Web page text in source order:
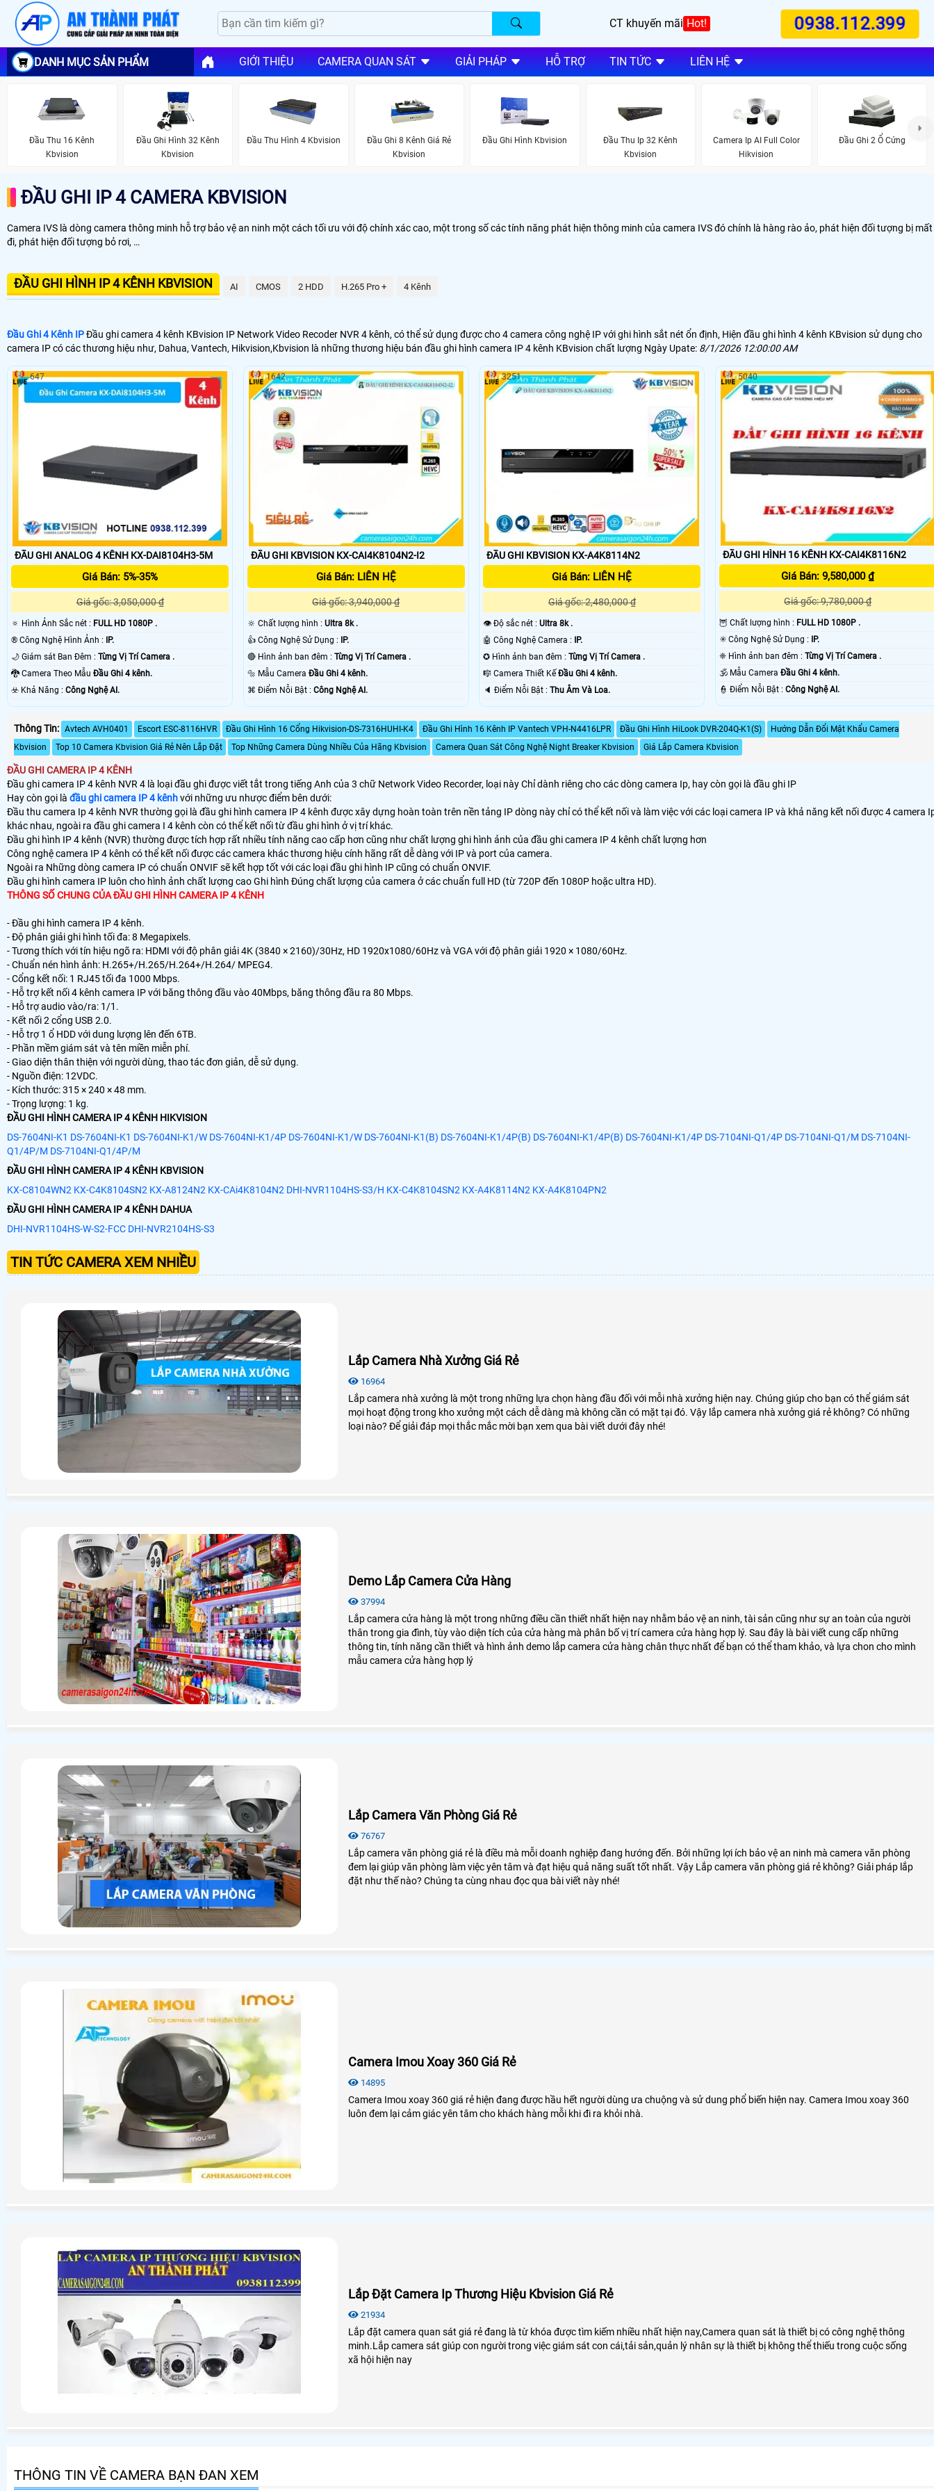
CT khuyến mãi Hot! 0938.112.399
DANH MỤC SẢN PHẨM GIỚI THIỆU CAMERA QUAN SÁT GIẢI PHÁP HỖ TRỢ TIN TỨC LIÊN HỆ
Đầu Thu 16 Kênh
Kbvision
Đầu Ghi Hình 32 Kênh
Kbvision
Đầu Thu Hình 4 Kbvision
Đầu Ghi 8 Kênh Giá Rẻ
Kbvision
Đầu Ghi Hình Kbvision
Đầu Thu Ip 32 Kênh
Kbvision
Camera Ip AI Full Color
Hikvision
Đầu Ghi 2 Ổ Cứng
ĐẦU GHI IP 4 CAMERA KBVISION
Camera IVS là dòng camera thông minh hỗ trợ bảo vệ an ninh một cách tối ưu với độ chính xác cao, một trong số các tính năng phát hiện thông minh của camera IVS đó chính là hàng rào ảo, phát hiện đối tượng bị mất
đi, phát hiện đối tượng bỏ rơi, …
ĐẦU GHI HÌNH IP 4 KÊNH KBVISION AI CMOS 2 HDD H.265 Pro + 4 Kênh
Đầu Ghi 4 Kênh IPĐầu ghi camera 4 kênh KBvision IP Network Video Recoder NVR 4 kênh, có thể sử dụng được cho 4 camera công nghệ IP với ghi hình sắt nét ổn định, Hiện đầu ghi hình 4 kênh KBvision sử dụng cho
camera IP có các thương hiệu như, Dahua, Vantech, Hikvision,Kbvision là những thương hiệu bán đầu ghi hình camera IP 4 kênh KBvision chất lượng Ngày Upate: 8/1/2026 12:00:00 AM
ĐẦU GHI ANALOG 4 KÊNH KX-DAI8104H3-5M
Giá Bán: 5%-35%
Giá gốc: 3,050,000 ₫
🔅 Hình Ảnh Sắc nét : FULL HD 1080P .
®️ Công Nghệ Hình Ảnh :
IP.
🌙 Giám sát Ban Đêm : Từng Vị Trí Camera .
🐉️ Camera Theo Mẫu Đầu Ghi 4 kênh.
️☣️ Khả Năng : Công Nghệ AI.
647
ĐẦU GHI KBVISION KX-CAI4K8104N2-I2
Giá Bán: LIÊN HỆ
Giá gốc: 3,940,000 ₫
🔆 Chất lượng hình : Ultra 8k .
👍 Công Nghệ Sử Dụng :
IP.
🔴 Hình ảnh ban đêm : Từng Vị Trí Camera .
🔩 Mẫu Camera Đầu Ghi 4 kênh.
️⌘ Điểm Nỗi Bật : Công Nghệ AI.
1642
ĐẦU GHI KBVISION KX-A4K8114N2
Giá Bán: LIÊN HỆ
Giá gốc: 2,480,000 ₫
👁 Độ sắc nét :Ultra 8k .
🤖️ Công Nghệ Camera :
IP.
✪ Hình ảnh ban đêm :Từng Vị Trí Camera .
🎼️ Camera Thiết KếĐầu Ghi 4 kênh.
️🔈 Điểm Nỗi Bật :Thu Âm Và Loa.
3251
ĐẦU GHI HÌNH 16 KÊNH KX-CAI4K8116N2
Giá Bán: 9,580,000 ₫
Giá gốc: 9,780,000 ₫
🦉 Chất lượng hình : FULL HD 1080P .
✳️ Công Nghệ Sử Dụng : IP.
❈ Hình ảnh ban đêm : Từng Vị Trí Camera .
🕉️ Mẫu Camera Đầu Ghi 4 kênh.
️👮 Điểm Nỗi Bật : Công Nghệ AI.
5040
Thông Tin: Avtech AVH0401 Escort ESC-8116HVR Đầu Ghi Hình 16 Cổng Hikvision-DS-7316HUHI-K4 Đầu Ghi Hình 16 Kênh IP Vantech VPH-N4416LPR Đầu Ghi Hình HiLook DVR-204Q-K1(S)
Hướng Dẫn Đổi Mật Khẩu Camera
Kbvision
Top 10 Camera Kbvision Giá Rẻ Nên Lắp Đặt Top Những Camera Dùng Nhiều Của Hãng Kbvision Camera Quan Sát Công Nghệ Night Breaker Kbvision Giá Lắp Camera Kbvision
ĐẦU GHI CAMERA IP 4 KÊNH
Đầu ghi camera IP 4 kênh NVR 4 là loại đầu ghi được viết tắt trong tiếng Anh của 3 chữ Network Video Recorder, loại này Chỉ dành riêng cho các dòng camera Ip, hay còn gọi là đầu ghi IP
Hay còn gọi là đầu ghi camera IP 4 kênhvới những ưu nhược điểm bên dưới:
Đầu thu camera Ip 4 kênh NVR thường gọi là đầu ghi hình camera IP 4 kênh được xây dựng hoàn toàn trên nền tảng IP dòng này chỉ có thể kết nối và làm việc với các loại camera IP và khả năng kết nối được 4 camera
khác nhau, ngoài ra đầu ghi camera I 4 kênh còn có thể kết nối từ đầu ghi hình ở vị trí khác.
Đầu ghi hình IP 4 kênh (NVR) thường được tích hợp rất nhiều tính năng cao cấp hơn cũng như chất lượng ghi hình ảnh của đầu ghi camera IP 4 kênh chất lượng hơn
Công nghệ camera IP 4 kênh có thể kết nối được các camera khác thương hiệu cính hãng rất dễ dàng với IP và port của camera.
Ngoài ra Những dòng camera IP có chuẩn ONVIF sẽ kết hợp tốt với các loại đầu ghi hình IP cũng có chuẩn ONVIF.
Đầu ghi hình camera IP luôn cho hình ảnh chất lượng cao Ghi hình Đúng chất lượng của camera ở các chuẩn full HD (từ 720P đến 1080P hoặc ultra HD).
THÔNG SỐ CHUNG CỦA ĐẦU GHI HÌNH CAMERA IP 4 KÊNH
- Đầu ghi hình camera IP 4 kênh.
- Độ phân giải ghi hình tối đa: 8 Megapixels.
- Tương thích với tín hiệu ngõ ra: HDMI với độ phân giải 4K (3840 × 2160)/30Hz, HD 1920x1080/60Hz và VGA với độ phân giải 1920 × 1080/60Hz.
- Chuẩn nén hình ảnh: H.265+/H.265/H.264+/H.264/ MPEG4.
- Cổng kết nối: 1 RJ45 tối đa 1000 Mbps.
- Hỗ trợ kết nối 4 kênh camera IP với băng thông đầu vào 40Mbps, băng thông đầu ra 80 Mbps.
- Hỗ trợ audio vào/ra: 1/1.
- Kết nối 2 cổng USB 2.0.
- Hỗ trợ 1 ổ HDD với dung lượng lên đến 6TB.
- Phần mềm giám sát và tên miền miễn phí.
- Giao diện thân thiện với người dùng, thao tác đơn giản, dễ sử dụng.
- Nguồn điện: 12VDC.
- Kích thước: 315 × 240 × 48 mm.
- Trọng lượng: 1 kg.
ĐẦU GHI HÌNH CAMERA IP 4 KÊNH HIKVISION
DS-7604NI-K1 DS-7604NI-K1 DS-7604NI-K1/W DS-7604NI-K1/4P DS-7604NI-K1/W DS-7604NI-K1(B) DS-7604NI-K1/4P(B) DS-7604NI-K1/4P(B) DS-7604NI-K1/4P DS-7104NI-Q1/4P DS-7104NI-Q1/M DS-7104NI-
Q1/4P/M DS-7104NI-Q1/4P/M
ĐẦU GHI HÌNH CAMERA IP 4 KÊNH KBVISION
KX-C8104WN2 KX-C4K8104SN2 KX-A8124N2 KX-CAi4K8104N2 DHI-NVR1104HS-S3/H KX-C4K8104SN2 KX-A4K8114N2 KX-A4K8104PN2
ĐẦU GHI HÌNH CAMERA IP 4 KÊNH DAHUA
DHI-NVR1104HS-W-S2-FCC DHI-NVR2104HS-S3
TIN TỨC CAMERA XEM NHIỀU
Lắp Camera Nhà Xưởng Giá Rẻ
16964
Lắp camera nhà xưởng là một trong những lựa chọn hàng đầu đối với mỗi nhà xưởng hiện nay. Chúng giúp cho bạn có thể giám sát
mọi hoạt động trong kho xưởng một cách dễ dàng mà không cần có mặt tại đó. Vậy lắp camera nhà xưởng giá rẻ không? Có những
loại nào? Để giải đáp mọi thắc mắc mời bạn xem qua bài viết dưới đây nhé!
Demo Lắp Camera Cửa Hàng
37994
Lắp camera cửa hàng là một trong những điều cần thiết nhất hiện nay nhằm bảo vệ an ninh, tài sản cũng như sự an toàn của người
thân trong gia đình, tùy vào diện tích của cửa hàng mà phân bố vị trí camera cửa hàng hợp lý. Sau đây là bài viết cung cấp những
thông tin, tính năng cần thiết và hình ảnh demo lắp camera cửa hàng chân thực nhất để bạn có thể tham khảo, và lựa chon cho mình
mẫu camera cửa hàng hợp lý
Lắp Camera Văn Phòng Giá Rẻ
76767
Lắp camera văn phòng giá rẻ là điều mà mỗi doanh nghiệp đang hướng đến. Bởi những lợi ích bảo vệ an ninh mà camera văn phòng
đem lại giúp văn phòng làm việc yên tâm và đạt hiệu quả năng suất tốt nhất. Vậy Lắp camera văn phòng giá rẻ không? Giải pháp lắp
đặt như thế nào? Chúng ta cùng nhau đọc qua bài viết này nhé!
Camera Imou Xoay 360 Giá Rẻ
14895
Camera Imou xoay 360 giá rẻ hiện đang được hầu hết người dùng ưa chuộng và sử dung phổ biến hiện nay. Camera Imou xoay 360
luôn đem lại cảm giác yên tâm cho khách hàng mỗi khi đi ra khỏi nhà.
Lắp Đặt Camera Ip Thương Hiệu Kbvision Giá Rẻ
21934
Lắp đặt camera quan sát giá rẻ đang là từ khóa được tìm kiếm nhiều nhất hiện nay,Camera quan sát là thiết bị có công nghệ thông
minh.Lắp camera sát giúp con người trong việc giám sát con cái,tải sản,quản lý nhân sự là thiết bị không thể thiếu trong cuộc sống
xã hội hiện nay
THÔNG TIN VỀ CAMERA BẠN ĐAN XEM